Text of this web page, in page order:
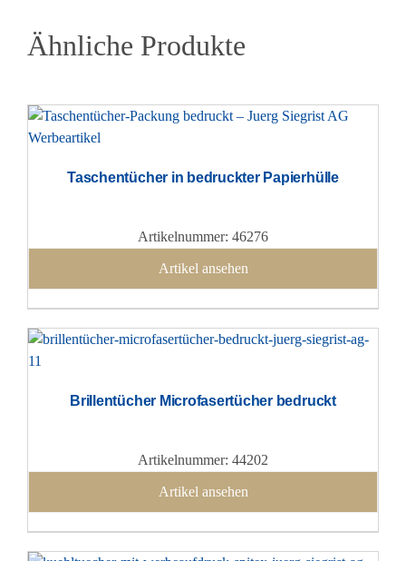
Ähnliche Produkte
Taschentücher in bedruckter Papierhülle
Artikelnummer: 46276
Artikel ansehen
Brillentücher Microfasertücher bedruckt
Artikelnummer: 44202
Artikel ansehen